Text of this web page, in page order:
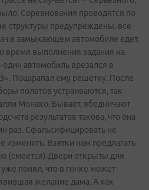
Соревнования проводятся по
структуры предупреждены, все
в замыкающем автомобиле едет.
время выполнения задания на
автомобиль врезался в
Поцарапал ему решетку. После
полетов устраиваются, так
Монако. Бывает, ябедничают
результатов такова, что она
раз. Сфальсифицировать не
изменить. Взятки нам предлагать
(смеется).Двери открыты для
понял, что в гонке может
желание дама. А как